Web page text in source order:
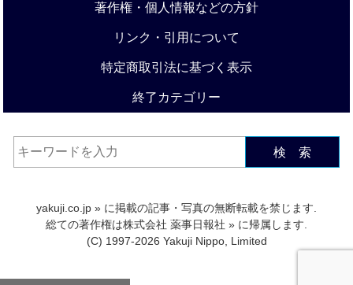
著作権・個人情報などの方針
リンク・引用について
特定商取引法に基づく表示
終了カテゴリー
検 索
yakuji.co.jp » に掲載の記事・写真の無断転載を禁じます.
総ての著作権は株式会社 薬事日報社 » に帰属します.
(C) 1997-2026 Yakuji Nippo, Limited